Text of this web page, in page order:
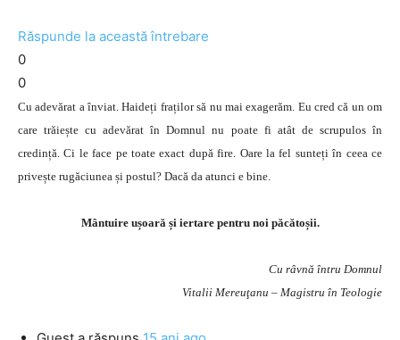
Răspunde la această întrebare
0
0
Cu adevărat a înviat. Haideți fraților să nu mai exagerăm. Eu cred că un om
care trăiește cu adevărat în Domnul nu poate fi atât de scrupulos în
credință. Ci le face pe toate exact după fire. Oare la fel sunteți în ceea ce
privește rugăciunea și postul? Dacă da atunci e bine.
Mântuire ușoară și iertare pentru noi păcătoșii.
Cu râvnă întru Domnul
Vitalii Mereuţanu – Magistru în Teologie